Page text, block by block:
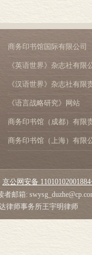
商务印书馆国际有限公司
《英语世界》杂志社有限
《汉语世界》杂志社有限
《语言战略研究》网站
商务印书馆（成都）有限
商务印书馆（上海）有限
京公网安备
者邮箱:
律师事务所王宇明律师